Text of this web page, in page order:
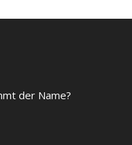
der Name?